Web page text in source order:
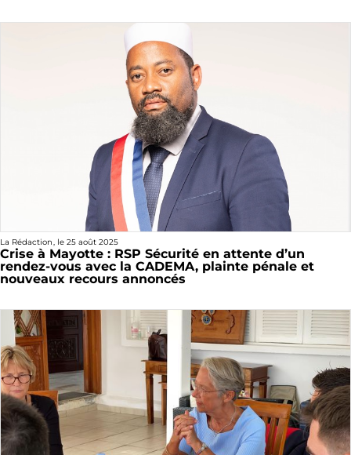
La Rédaction, le 25 août 2025
Crise à Mayotte : RSP Sécurité en attente d’un
rendez-vous avec la CADEMA, plainte pénale et
nouveaux recours annoncés